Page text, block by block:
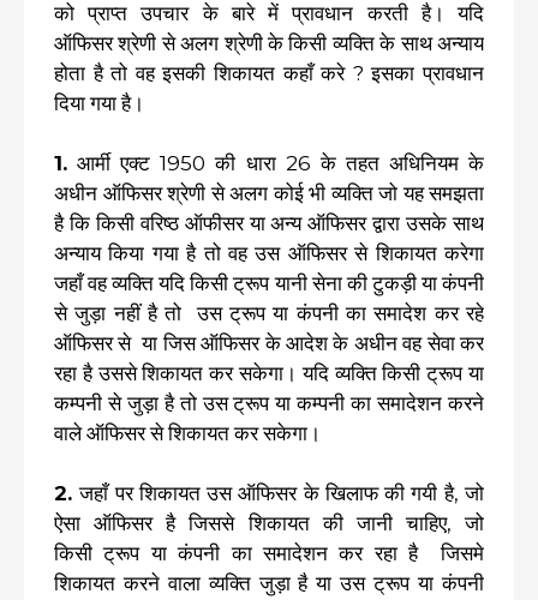
को प्राप्त उपचार के बारे में प्रावधान करती है। यदि
ऑफिसर श्रेणी से अलग श्रेणी के किसी व्यक्ति के साथ अन्याय
होता है तो वह इसकी शिकायत कहाँ करे ? इसका प्रावधान
दिया गया है।
1. आर्मी एक्ट 1950 की धारा 26 के तहत अधिनियम के
अधीन ऑफिसर श्रेणी से अलग कोई भी व्यक्ति जो यह समझता
है कि किसी वरिष्ठ ऑफीसर या अन्य ऑफिसर द्वारा उसके साथ
अन्याय किया गया है तो वह उस ऑफिसर से शिकायत करेगा
जहाँ वह व्यक्ति यदि किसी ट्रूप यानी सेना की टुकड़ी या कंपनी
से जुड़ा नहीं है तो उस ट्रूप या कंपनी का समादेश कर रहे
ऑफिसर से या जिस ऑफिसर के आदेश के अधीन वह सेवा कर
रहा है उससे शिकायत कर सकेगा। यदि व्यक्ति किसी ट्रूप या
कम्पनी से जुड़ा है तो उस ट्रूप या कम्पनी का समादेशन करने
वाले ऑफिसर से शिकायत कर सकेगा।
2.जहाँ पर शिकायत उस ऑफिसर के खिलाफ की गयी है, जो
ऐसा ऑफिसर है जिससे शिकायत की जानी चाहिए, जो
किसी ट्रूप या कंपनी का समादेशन कर रहा है जिसमे
शिकायत करने वाला व्यक्ति जुड़ा है या उस ट्रूप या कंपनी